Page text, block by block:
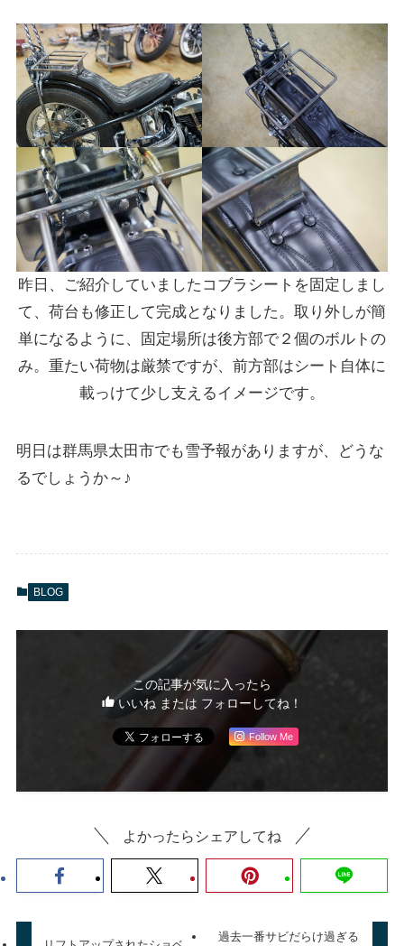
昨日、ご紹介していましたコブラシートを固定しまし
て、荷台も修正して完成となりました。取り外しが簡
単になるように、固定場所は後方部で２個のボルトの
み。重たい荷物は厳禁ですが、前方部はシート自体に
載っけて少し支えるイメージです。
明日は群馬県太田市でも雪予報がありますが、どうな
るでしょうか～♪
BLOG
この記事が気に入ったら
いいね または フォローしてね！
Follow Me
よかったらシェアしてね
過去一番サビだらけ過ぎる